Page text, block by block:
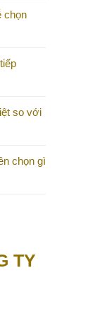
chọn
so với
chọn gì
TY